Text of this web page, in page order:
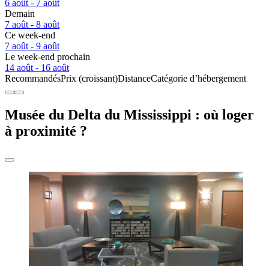
6 août - 7 août
Demain
7 août - 8 août
Ce week-end
7 août - 9 août
Le week-end prochain
14 août - 16 août
RecommandésPrix (croissant)DistanceCatégorie d’hébergement
Musée du Delta du Mississippi : où loger
à proximité ?